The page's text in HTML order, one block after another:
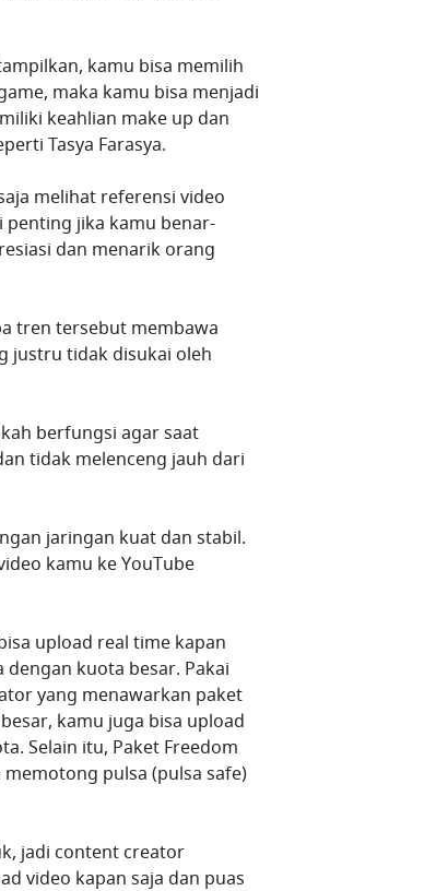
kamu bisa memilih
maka kamu bisa menjadi
keahlian make up dan
Tasya Farasya.
melihat referensi video
penting jika kamu benar-
dan menarik orang
tren tersebut membawa
justru tidak disukai oleh
berfungsi agar saat
tidak melenceng jauh dari
jaringan kuat dan stabil.
kamu ke YouTube
upload real time kapan
kuota besar. Pakai
yang menawarkan paket
kamu juga bisa upload
Selain itu, Paket Freedom
pulsa (pulsa safe)
jadi content creator
video kapan saja dan puas